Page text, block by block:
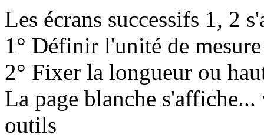
Les écrans successifs 1, 2
1° Définir l'unité de
2° Fixer la longueur ou
La page blanche
outils